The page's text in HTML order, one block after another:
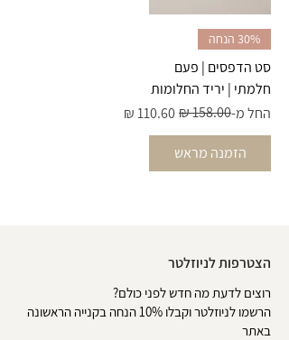
30% הנחה
סט הדפסים | פעם
חלמתי | יריד החלומות
החל מ-
מחיר רגיל
מחיר מבצע
הזמנה מראש
הצטרפות לניוזלטר
רוצים לדעת מה חדש לפני כולם?
הרשמו לניוזלטר וקבלו 10% הנחה בקנייה הראשונה
באתר